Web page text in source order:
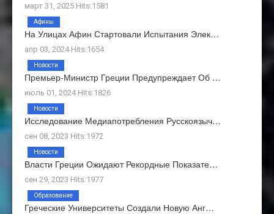
март 31, 2025 Hits:1581
На Улицах Афин Стартовали Испытания Элек…
апр 03, 2024 Hits:1654
Афины
Премьер-Министр Греции Предупреждает Об …
июль 01, 2024 Hits:1826
Новости
Исследование Медиапотребления Русскоязыч…
сен 08, 2023 Hits:1972
Новости
Власти Греции Ожидают Рекордные Показате…
сен 29, 2023 Hits:1977
Новости
Греческие Университеты Создали Новую Анг…
Образование